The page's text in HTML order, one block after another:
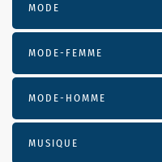
MODE
MODE-FEMME
MODE-HOMME
MUSIQUE